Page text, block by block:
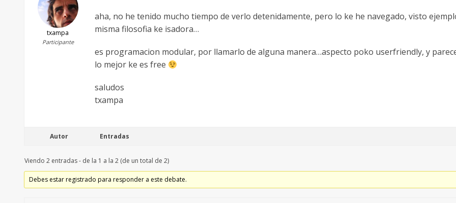
txampa
Participante
aha, no he tenido mucho tiempo de verlo detenidamente, pero lo ke he navegado, visto
misma filosofia ke isadora…
es programacion modular, por llamarlo de alguna manera…aspecto poko userfriendly, y
lo mejor ke es free
saludos
txampa
Autor Entradas
Viendo 2 entradas - de la 1 a la 2 (de un total de 2)
Debes estar registrado para responder a este debate.